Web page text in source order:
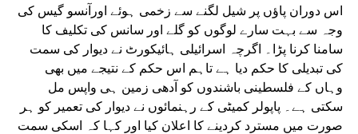
اس دوران پاؤں پر شیل لگنے سے زخمی ہوئے اورآنسو گیس کی
وجہ سے بہت سارے لوگوں کو گلے اور سانس کی تکلیف کا
سامنا کرنا پڑا۔ اگرچہ اسرائیلی ہائیکورٹ نے دیوار کی سمت
کی تبدیلی کا حکم دیا ہے تاہم اس حکم کے نتیجے میں بھی
وہاں کے فلسطینی باشندوں کو آدھی زمین ہی واپس مل
سکتی ہے۔ پاپولر کمیٹی کے رہنمائوں نے دیوار کی تعمیر کو ہر
صورت میں مسترد کردینے کا اعلان کیا اور کہا کہ اسکی سمت